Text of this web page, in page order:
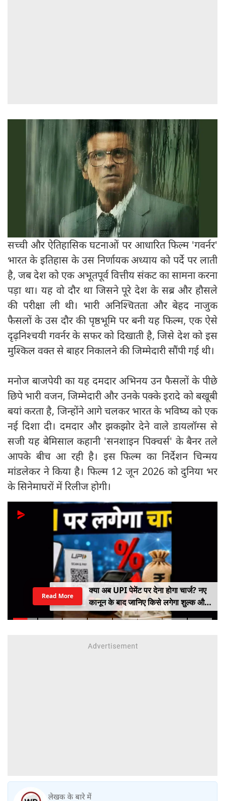
सच्ची और ऐतिहासिक घटनाओं पर आधारित फिल्म 'गवर्नर'
भारत के इतिहास के उस निर्णायक अध्याय को पर्दे पर लाती
है, जब देश को एक अभूतपूर्व वित्तीय संकट का सामना करना
पड़ा था। यह वो दौर था जिसने पूरे देश के सब्र और हौसले
की परीक्षा ली थी। भारी अनिश्चितता और बेहद नाजुक
फैसलों के उस दौर की पृष्ठभूमि पर बनी यह फिल्म, एक ऐसे
दृढ़निश्चयी गवर्नर के सफर को दिखाती है, जिसे देश को इस
मुश्किल वक्त से बाहर निकालने की जिम्मेदारी सौंपी गई थी।
मनोज बाजपेयी का यह दमदार अभिनय उन फैसलों के पीछे
छिपे भारी वजन, जिम्मेदारी और उनके पक्के इरादे को बखूबी
बयां करता है, जिन्होंने आगे चलकर भारत के भविष्य को एक
नई दिशा दी। ​दमदार और झकझोर देने वाले डायलॉग्स से
सजी यह बेमिसाल कहानी 'सनशाइन पिक्चर्स' के बैनर तले
आपके बीच आ रही है। इस फिल्म का निर्देशन चिन्मय
मांडलेकर ने किया है। फिल्म 12 जून 2026 को दुनिया भर
के सिनेमाघरों में रिलीज होगी।
क्या अब UPI पेमेंट पर देना होगा चार्ज? नए
कानून के बाद जानिए किसे लगेगा शुल्क और
किसे नहीं
Read More
लेखक के बारे में